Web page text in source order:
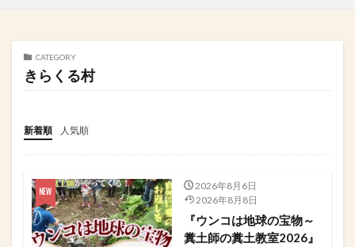
CATEGORY
きらくる村
新着順 人気順
2026年8月6日
2026年8月8日
『ウンコは地球の宝物～
糞土師の糞土教室2026』